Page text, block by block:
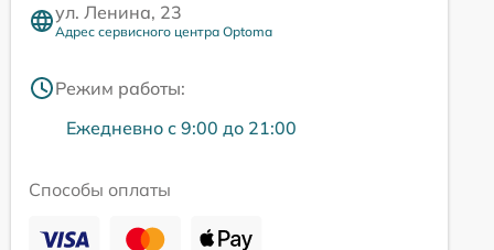
ул. Ленина, 23
Адрес сервисного центра Optoma
Режим работы:
Ежедневно с 9:00 до 21:00
Способы оплаты